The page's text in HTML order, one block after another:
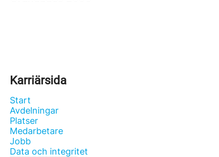
Karriärsida
Start
Avdelningar
Platser
Medarbetare
Jobb
Data och integritet